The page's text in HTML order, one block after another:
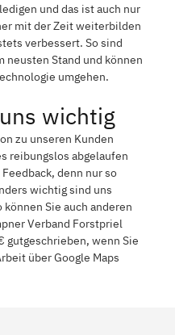
und das ist auch nur
mit der Zeit weiterbilden
verbessert. So sind
neusten Stand und können
umgehen.
wichtig
zu unseren Kunden
reibungslos abgelaufen
denn nur so
wichtig sind uns
Sie auch anderen
Verband Forstpriel
gutgeschrieben, wenn Sie
über Google Maps